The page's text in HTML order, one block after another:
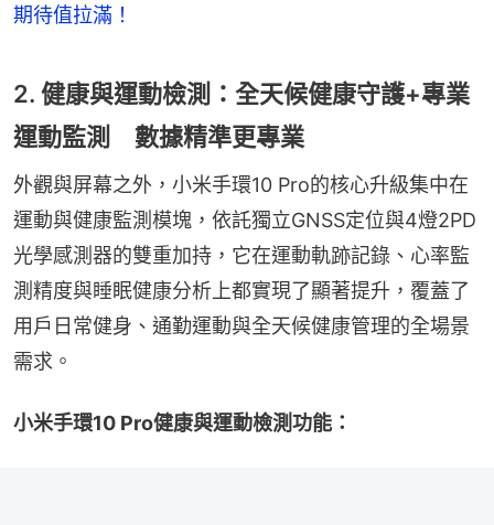
期待值拉滿！
2. 健康與運動檢測：全天候健康守護+專業
運動監測 數據精準更專業
外觀與屏幕之外，小米手環10 Pro的核心升級集中在
運動與健康監測模塊，依託獨立GNSS定位與4燈2PD
光學感測器的雙重加持，它在運動軌跡記錄、心率監
測精度與睡眠健康分析上都實現了顯著提升，覆蓋了
用戶日常健身、通勤運動與全天候健康管理的全場景
需求。
小米手環10 Pro健康與運動檢測功能：